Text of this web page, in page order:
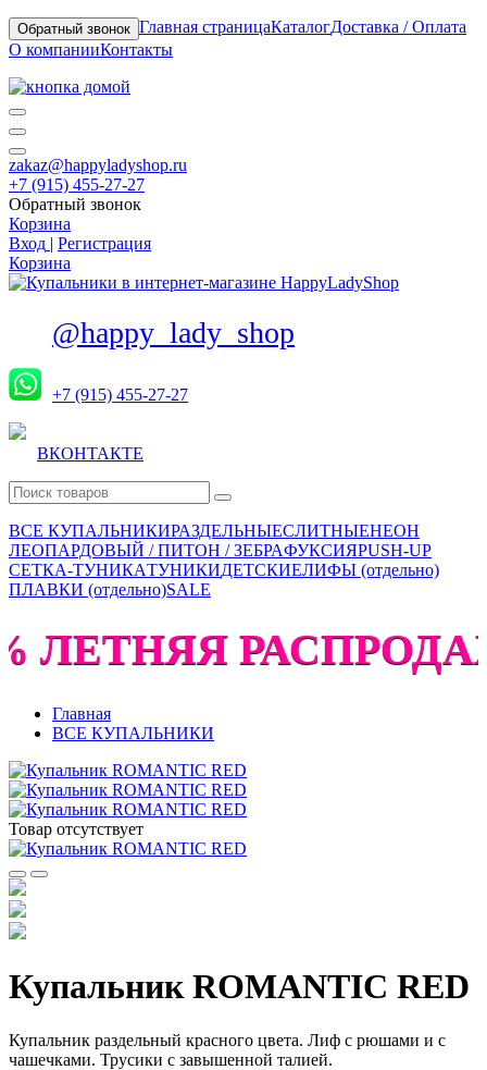
Обратный звонок Главная страницаКаталогДоставка / Оплата
О компанииКонтакты
zakaz@happyladyshop.ru
+7 (915) 455-27-27
Обратный звонок
Корзина
Вход | Регистрация
Корзина
@happy_lady_shop
+7 (915) 455-27-27
ВКОНТАКТЕ
ВСЕ КУПАЛЬНИКИРАЗДЕЛЬНЫЕСЛИТНЫЕНЕОН
ЛЕОПАРДОВЫЙ / ПИТОН / ЗЕБРАФУКСИЯPUSH-UP
СЕТКА-ТУНИКАТУНИКИДЕТСКИЕЛИФЫ (отдельно)
ПЛАВКИ (отдельно)SALE
ЛЕТНЯЯ
Главная
ВСЕ КУПАЛЬНИКИ
Товар отсутствует
Купальник ROMANTIC RED
Купальник раздельный красного цвета. Лиф с рюшами и с
чашечками. Трусики с завышенной талией.